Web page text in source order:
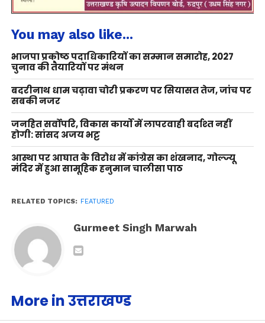
You may also like...
भाजपा प्रकोष्ठ पदाधिकारियों का सम्मान समारोह, 2027
चुनाव की तैयारियों पर मंथन
बदरीनाथ धाम चढ़ावा चोरी प्रकरण पर सियासत तेज, जांच पर
सबकी नजर
जनहित सर्वोपरि, विकास कार्यों में लापरवाही बर्दाश्त नहीं
होगी: सांसद अजय भट्ट
आस्था पर आघात के विरोध में कांग्रेस का शंखनाद, गोल्ज्यू
मंदिर में हुआ सामूहिक हनुमान चालीसा पाठ
RELATED TOPICS: FEATURED
Gurmeet Singh Marwah
More in उत्तराखण्ड